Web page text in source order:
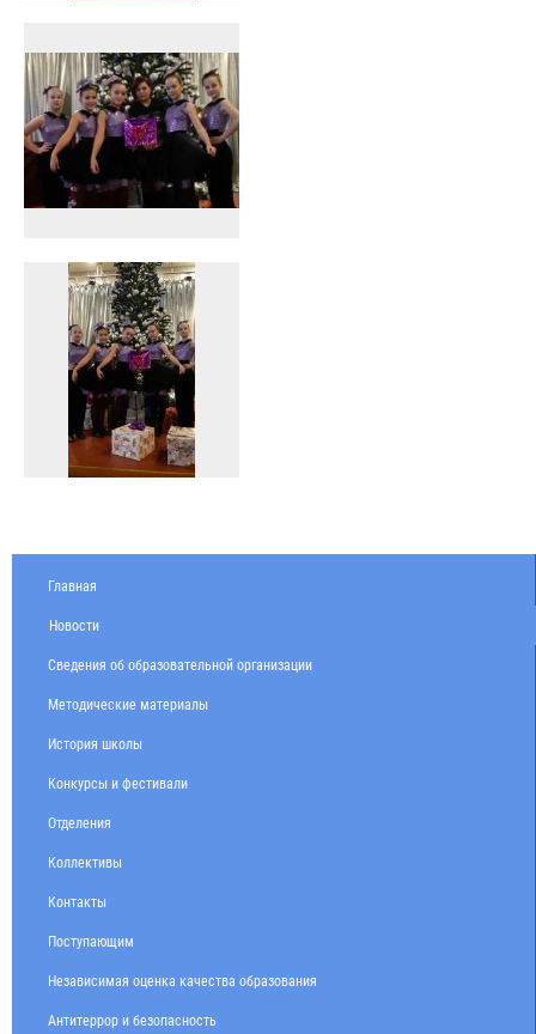
Главная
Новости
Сведения об образовательной организации
Методические материалы
История школы
Конкурсы и фестивали
Отделения
Коллективы
Контакты
Поступающим
Независимая оценка качества образования
Антитеррор и безопасность